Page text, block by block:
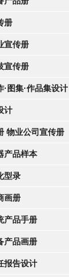
册
宣传册
宣传册
·图集·作品集设计
计
物业公司宣传册
产品样本
型录
画册
产品手册
产品画册
报告设计